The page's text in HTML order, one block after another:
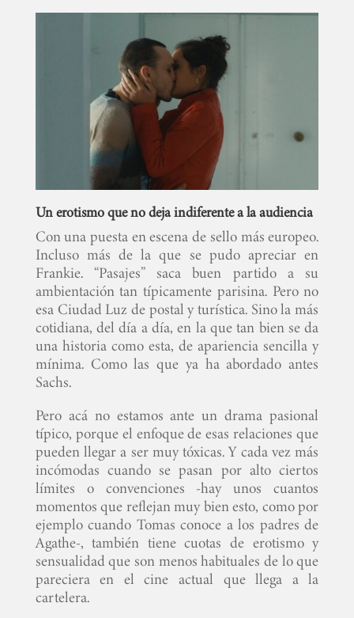
INICIO
PELICULAS
SERIES
TECNOVITOS
T-
PLUS
EVENTOS
Un erotismo que no deja indiferente a la audiencia
Con una puesta en escena de sello más europeo.
Incluso más de la que se pudo apreciar en
Frankie. “Pasajes” saca buen partido a su
ambientación tan típicamente parisina. Pero no
esa Ciudad Luz de postal y turística. Sino la más
cotidiana, del día a día, en la que tan bien se da
una historia como esta, de apariencia sencilla y
mínima. Como las que ya ha abordado antes
Sachs.
Pero acá no estamos ante un drama pasional
típico, porque el enfoque de esas relaciones que
pueden llegar a ser muy tóxicas. Y cada vez más
incómodas cuando se pasan por alto ciertos
límites o convenciones -hay unos cuantos
momentos que reflejan muy bien esto, como por
ejemplo cuando Tomas conoce a los padres de
Agathe-, también tiene cuotas de erotismo y
sensualidad que son menos habituales de lo que
pareciera en el cine actual que llega a la
cartelera.